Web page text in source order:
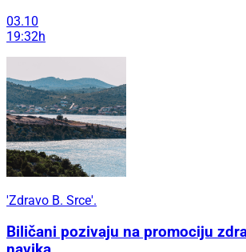
03.10
19:32h
'Zdravo B. Srce'.
Biličani pozivaju na promociju